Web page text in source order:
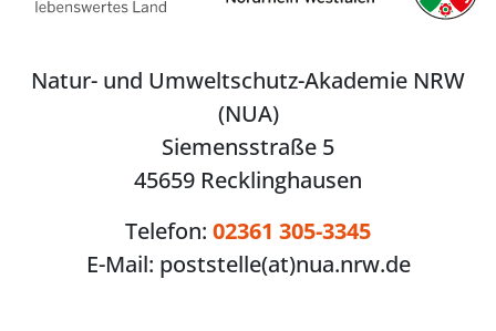
Natur- und Umweltschutz-Akademie NRW
(NUA)
Siemensstraße 5
45659 Recklinghausen
Telefon: 02361 305-3345
E-Mail: poststelle(at)nua.nrw.de